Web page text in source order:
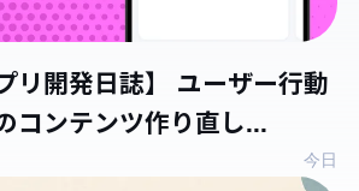
リ開発日誌】 ユーザー行動
コンテンツ作り直し...
今日